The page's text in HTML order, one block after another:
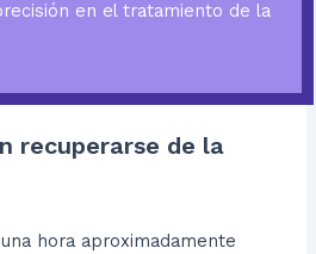
en el tratamiento de la
recuperarse de la
hora aproximadamente